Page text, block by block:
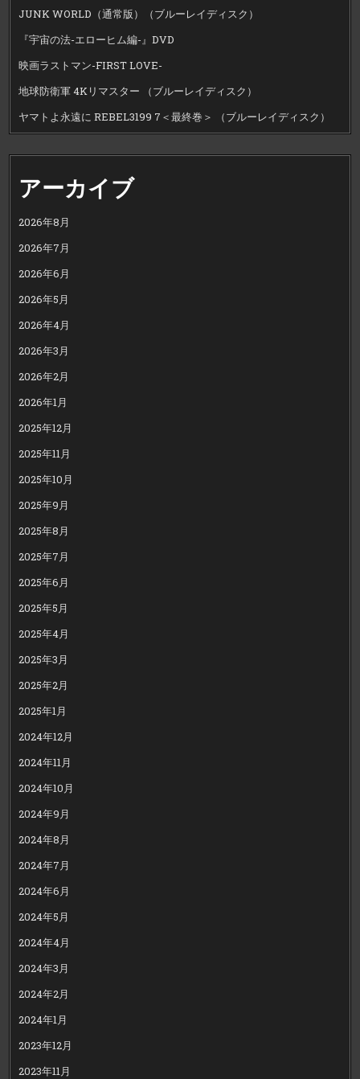
JUNK WORLD（通常版）（ブルーレイディスク）
『宇宙の法-エローヒム編-』DVD
映画ラストマン-FIRST LOVE-
地球防衛軍 4Kリマスター （ブルーレイディスク）
ヤマトよ永遠に REBEL3199 7＜最終巻＞ （ブルーレイディスク）
アーカイブ
2026年8月
2026年7月
2026年6月
2026年5月
2026年4月
2026年3月
2026年2月
2026年1月
2025年12月
2025年11月
2025年10月
2025年9月
2025年8月
2025年7月
2025年6月
2025年5月
2025年4月
2025年3月
2025年2月
2025年1月
2024年12月
2024年11月
2024年10月
2024年9月
2024年8月
2024年7月
2024年6月
2024年5月
2024年4月
2024年3月
2024年2月
2024年1月
2023年12月
2023年11月